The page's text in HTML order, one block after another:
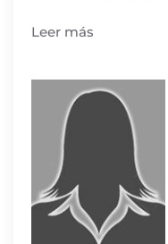
Leer más